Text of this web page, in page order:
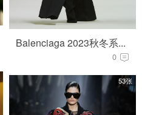
Balenciaga 2023秋冬系...
0
53张